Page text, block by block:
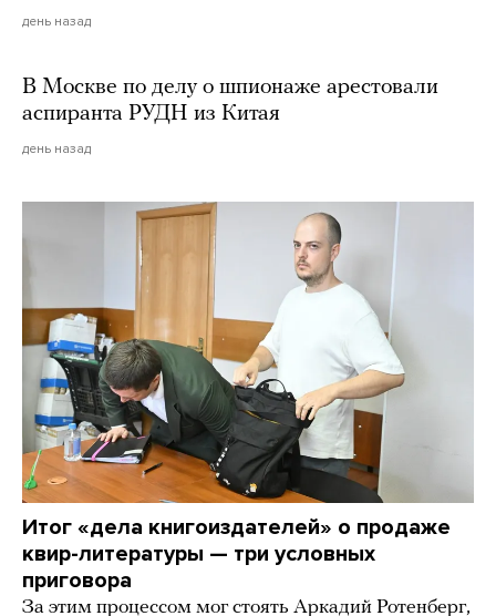
день назад
В Москве по делу о шпионаже арестовали
аспиранта РУДН из Китая
день назад
Итог «дела книгоиздателей» о продаже
квир-литературы — три условных
приговора
За этим процессом мог стоять Аркадий Ротенберг,